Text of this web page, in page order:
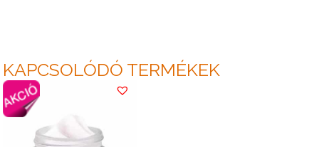
KAPCSOLÓDÓ TERMÉKEK